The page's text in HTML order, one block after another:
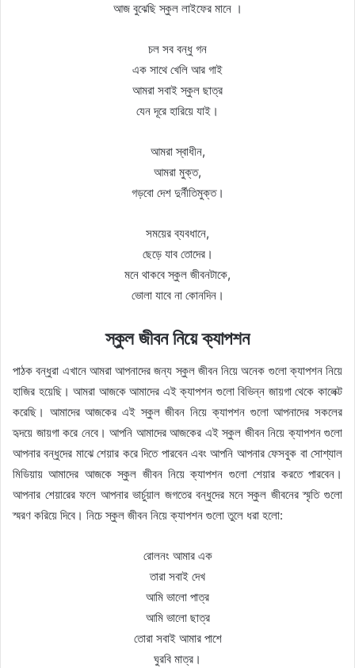
আজ বুঝেছি স্কুল লাইফের মানে ।
চল সব বন্ধু গন
এক সাথে খেলি আর গাই
আমরা সবাই স্কুল ছাত্র
যেন দূরে হারিয়ে যাই।
আমরা স্বাধীন,
আমরা মুক্ত,
গড়বো দেশ দুর্নীতিমুক্ত।
সময়ের ব্যবধানে,
ছেড়ে যাব তোদের।
মনে থাকবে স্কুল জীবনটাকে,
ভোলা যাবে না কোনদিন।
স্কুল জীবন নিয়ে ক্যাপশন
পাঠক বন্ধুরা এখানে আমরা আপনাদের জন্য স্কুল জীবন নিয়ে অনেক গুলো ক্যাপশন নিয়ে
হাজির হয়েছি। আমরা আজকে আমাদের এই ক্যাপশন গুলো বিভিন্ন জায়গা থেকে কালেক্ট
করেছি। আমাদের আজকের এই স্কুল জীবন নিয়ে ক্যাপশন গুলো আপনাদের সকলের
হৃদয়ে জায়গা করে নেবে। আপনি আমাদের আজকের এই স্কুল জীবন নিয়ে ক্যাপশন গুলো
আপনার বন্ধুদের মাঝে শেয়ার করে দিতে পারবেন এবং আপনি আপনার ফেসবুক বা সোশ্যাল
মিডিয়ায় আমাদের আজকে স্কুল জীবন নিয়ে ক্যাপশন গুলো শেয়ার করতে পারবেন।
আপনার শেয়ারের ফলে আপনার ভার্চুয়াল জগতের বন্ধুদের মনে স্কুল জীবনের স্মৃতি গুলো
স্মরণ করিয়ে দিবে। নিচে স্কুল জীবন নিয়ে ক্যাপশন গুলো তুলে ধরা হলো:
রোলনং আমার এক
তারা সবাই দেখ
আমি ভালো পাত্র
আমি ভালো ছাত্র
তোরা সবাই আমার পাশে
ঘুরবি মাত্র।